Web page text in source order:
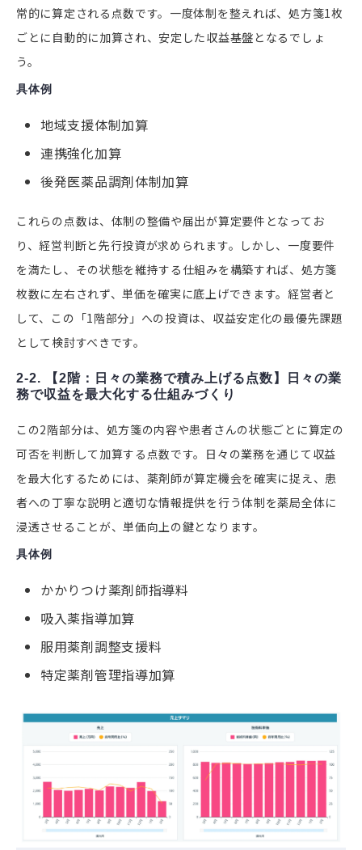
常的に算定される点数です。一度体制を整えれば、処方箋1枚
ごとに自動的に加算され、安定した収益基盤となるでしょ
う。
具体例
地域支援体制加算
連携強化加算
後発医薬品調剤体制加算
これらの点数は、体制の整備や届出が算定要件となってお
り、経営判断と先行投資が求められます。しかし、一度要件
を満たし、その状態を維持する仕組みを構築すれば、処方箋
枚数に左右されず、単価を確実に底上げできます。経営者と
して、この「1階部分」への投資は、収益安定化の最優先課題
として検討すべきです。
2-2. 【2階：日々の業務で積み上げる点数】日々の業
務で収益を最大化する仕組みづくり
この2階部分は、処方箋の内容や患者さんの状態ごとに算定の
可否を判断して加算する点数です。日々の業務を通じて収益
を最大化するためには、薬剤師が算定機会を確実に捉え、患
者への丁寧な説明と適切な情報提供を行う体制を薬局全体に
浸透させることが、単価向上の鍵となります。
具体例
かかりつけ薬剤師指導料
吸入薬指導加算
服用薬剤調整支援料
特定薬剤管理指導加算